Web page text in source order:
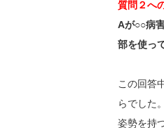
質問２へ
Aが○○病
部を使っ
この回答
らでした
姿勢を持